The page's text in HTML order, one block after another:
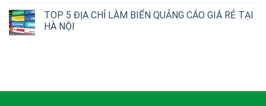
TOP 5 ĐỊA CHỈ LÀM BIỂN QUẢNG CÁO GIÁ RẺ TẠI
HÀ NỘI